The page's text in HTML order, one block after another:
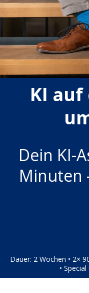
KI auf
Dein KI-
Minuten
Dauer: 2 Wochen • 2×
•